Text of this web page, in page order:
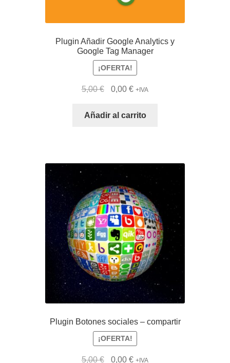
Plugin Añadir Google Analytics y
Google Tag Manager
¡OFERTA!
5,00€
El
original
0,00€El
actual
+IVA
Añadir al carrito
Plugin Botones sociales – compartir
¡OFERTA!
5,00€
El0,00€El
+IVA